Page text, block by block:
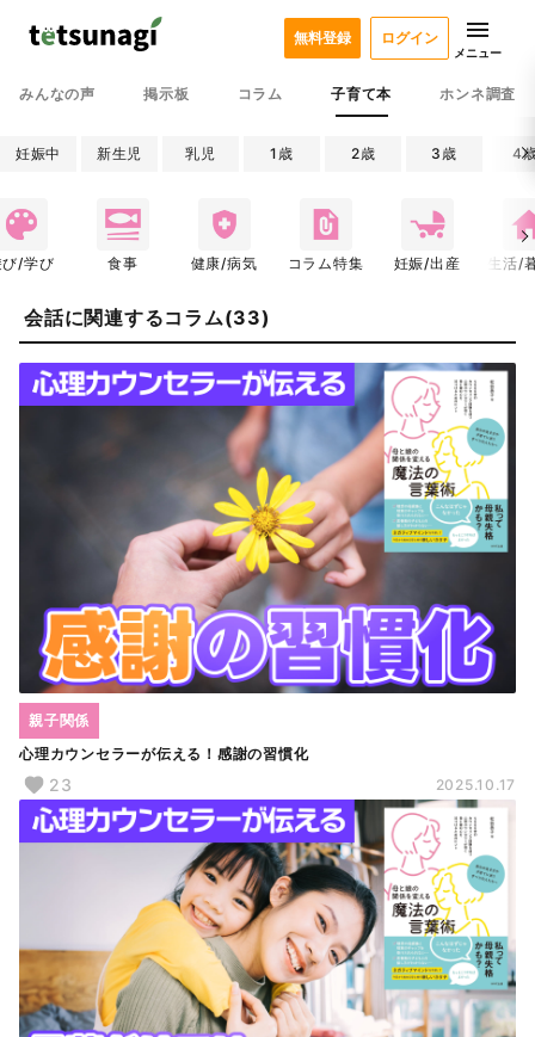
みんなの声 掲示板 コラム 子育て本 ホンネ調査
無料登録 ログイン
メニュー
妊娠中 新生児 乳児 1歳 2歳 3歳 4
び/学び 食事 健康/病気 コラム特集 妊娠/出産 生活/
会話に関連するコラム(33)
心理カウンセラーが伝える！感謝の習慣化
親子関係
23 2025.10.17